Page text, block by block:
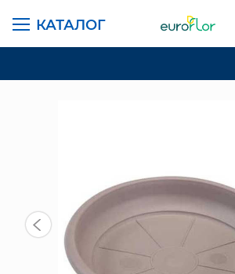
КАТАЛОГ
КОМНАТНЫЕ РАСТЕНИЯ
ГОРШКИ И КАШПО
ГЛАВНАЯ СТРАНИЦА КАТАЛОГ
ГОРШКИ И